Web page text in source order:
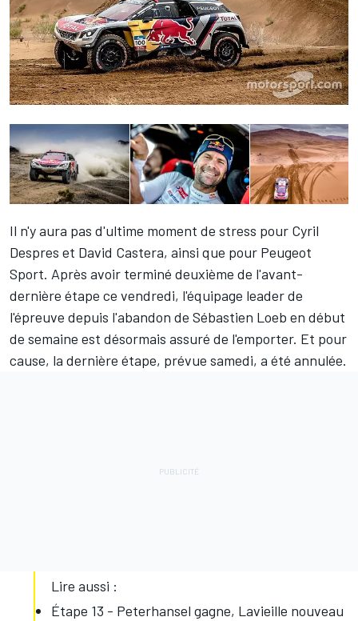
Il n'y aura pas d'ultime moment de stress pour Cyril
Despres et David Castera, ainsi que pour Peugeot
Sport. Après avoir terminé deuxième de l'avant-
dernière étape ce vendredi, l'équipage leader de
l'épreuve depuis l'abandon de Sébastien Loeb en début
de semaine est désormais assuré de l'emporter. Et pour
cause, la dernière étape, prévue samedi, a été annulée.
Lire aussi :
Étape 13 - Peterhansel gagne, Lavieille nouveau